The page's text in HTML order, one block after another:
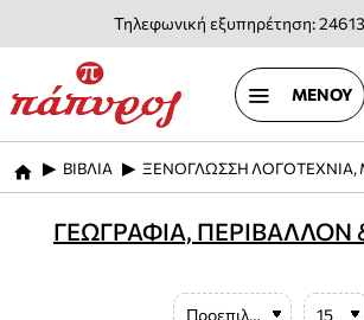
Τηλεφωνική εξυπηρέτηση:
home
ΒΙΒΛΙΑ ΞΕΝΟΓΛΩΣΣΗ ΛΟΓΟΤΕΧΝΙΑ,
ΓΕΩΓΡΑΦΙΑ, ΠΕΡΙΒΑΛΛΟΝ